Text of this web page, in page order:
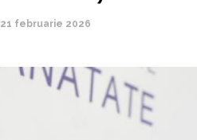
21 februarie 2026